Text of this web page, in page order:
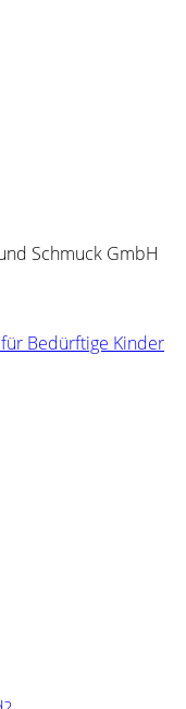
Schmuck GmbH